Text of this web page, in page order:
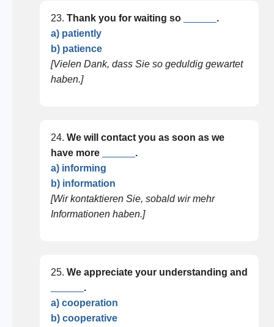
23. Thank you for waiting so
.
a) patiently
b) patience
[Vielen Dank, dass Sie so geduldig gewartet
haben.]
24. We will contact you as soon as we
have more
.
a) informing
b) information
[Wir kontaktieren Sie, sobald wir mehr
Informationen haben.]
25. We appreciate your understanding and
.
a) cooperation
b) cooperative